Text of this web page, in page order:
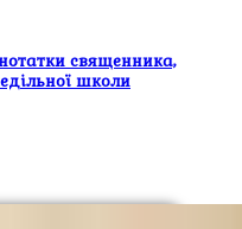
священника,
школи